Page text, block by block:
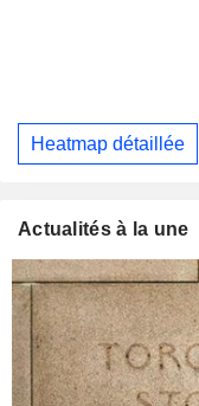
Heatmap détaillée
Actualités à la une